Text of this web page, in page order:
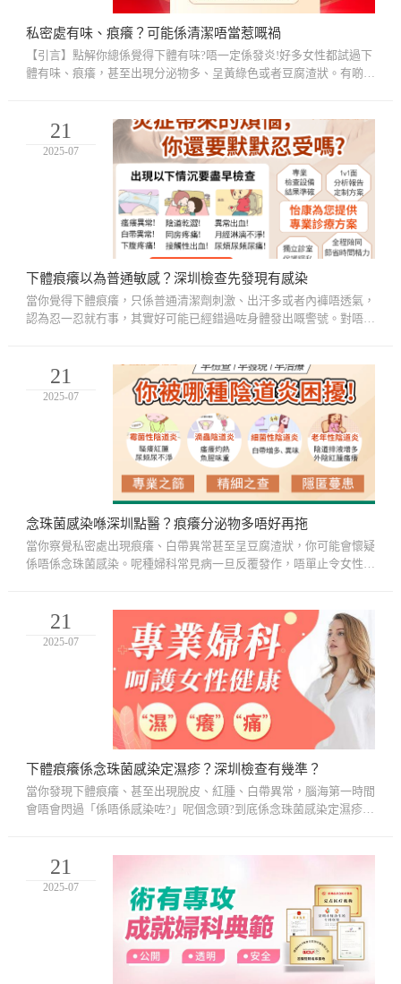
私密處有味、痕癢？可能係清潔唔當惹嘅禍
【引言】點解你總係覺得下體有味?唔一定係發炎!好多女性都試過下
體有味、痕癢，甚至出現分泌物多、呈黃綠色或者豆腐渣狀。有啲人
21
2025-07
下體痕癢以為普通敏感？深圳檢查先發現有感染
當你覺得下體痕癢，只係普通清潔劑刺激、出汗多或者內褲唔透氣，
認為忍一忍就冇事，其實好可能已經錯過咗身體發出嘅警號。對唔少
21
2025-07
念珠菌感染喺深圳點醫？痕癢分泌物多唔好再拖
當你察覺私密處出現痕癢、白帶異常甚至呈豆腐渣狀，你可能會懷疑
係唔係念珠菌感染。呢種婦科常見病一旦反覆發作，唔單止令女性感
21
2025-07
下體痕癢係念珠菌感染定濕疹？深圳檢查有幾準？
當你發現下體痕癢、甚至出現脫皮、紅腫、白帶異常，腦海第一時間
會唔會閃過「係唔係感染咗?」呢個念頭?到底係念珠菌感染定濕疹?
21
2025-07